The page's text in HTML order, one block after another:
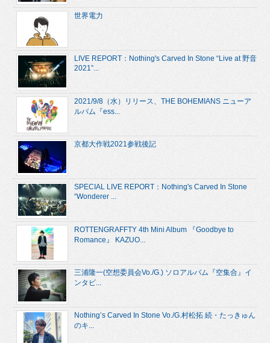
世界電力
LIVE REPORT：Nothing's Carved In Stone “Live at 野音
2021”...
2021/9/8（水）リリース、THE BOHEMIANS ニューア
ルバム『ess...
京都大作戦2021参戦後記
SPECIAL LIVE REPORT：Nothing's Carved In Stone
“Wonderer ...
ROTTENGRAFFTY 4th Mini Album 『Goodbye to
Romance』 KAZUO...
三浦隆一(空想委員会Vo./G.) ソロアルバム『空集合』イ
ンタビ...
Nothing’s Carved In Stone Vo./G.村松拓 続・たっきゅん
のキ...